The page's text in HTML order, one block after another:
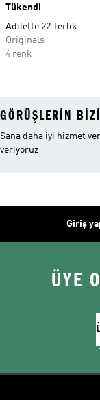
Tükendi
Adilette 22 Terlik
Originals
4 renk
GÖRÜŞLERIN
Sana daha iyi hizmet
veriyoruz
Giriş
ÜYE